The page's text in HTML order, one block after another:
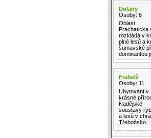
Dolany
Osoby: 8
Oblast
Prachaticka
rozkládá v
plné lesů a
šumavské
dominantou
Frahelž
Osoby: 11
Ubytování v
krásné
Nadějské
soustavy
a lesů v
Třeboňsko.